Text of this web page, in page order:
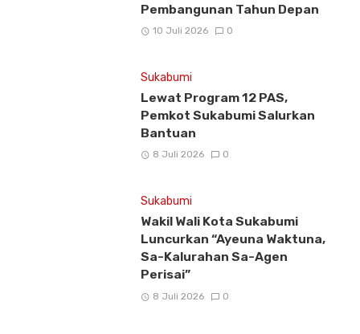
Pembangunan Tahun Depan
10 Juli 2026 0
Sukabumi
Lewat Program 12 PAS,
Pemkot Sukabumi Salurkan
Bantuan
8 Juli 2026 0
Sukabumi
Wakil Wali Kota Sukabumi
Luncurkan “Ayeuna Waktuna,
Sa-Kalurahan Sa-Agen
Perisai”
8 Juli 2026 0